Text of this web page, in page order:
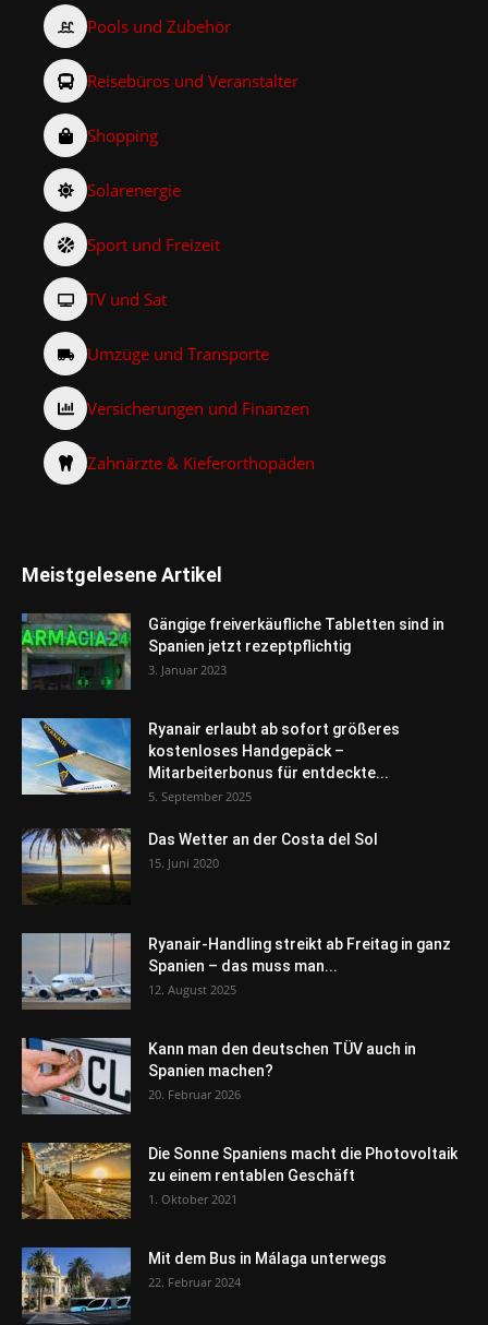
Pools und Zubehör
Reisebüros und Veranstalter
Shopping
Solarenergie
Sport und Freizeit
TV und Sat
Umzüge und Transporte
Versicherungen und Finanzen
Zahnärzte & Kieferorthopäden
Meistgelesene Artikel
Gängige freiverkäufliche Tabletten sind in
Spanien jetzt rezeptpflichtig
3. Januar 2023
Ryanair erlaubt ab sofort größeres
kostenloses Handgepäck –
Mitarbeiterbonus für entdeckte...
5. September 2025
Das Wetter an der Costa del Sol
15. Juni 2020
Ryanair-Handling streikt ab Freitag in ganz
Spanien – das muss man...
12. August 2025
Kann man den deutschen TÜV auch in
Spanien machen?
20. Februar 2026
Die Sonne Spaniens macht die Photovoltaik
zu einem rentablen Geschäft
1. Oktober 2021
Mit dem Bus in Málaga unterwegs
22. Februar 2024